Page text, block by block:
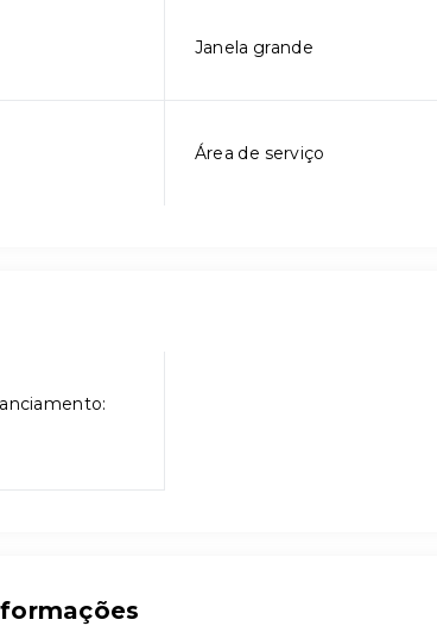
Janela grande
Área de serviço